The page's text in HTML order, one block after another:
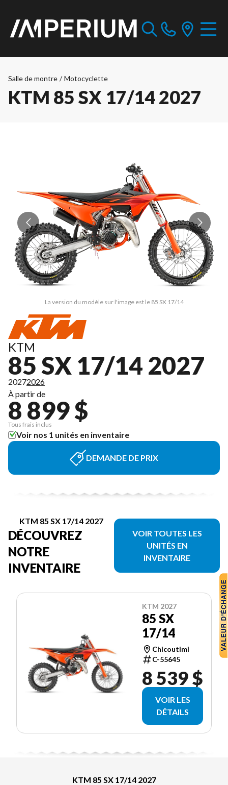
Salle de montre / Motocyclette
KTM 85 SX 17/14 2027
La version du modèle sur l'image est le 85 SX 17/14
KTM
85 SX 17/14 2027
20272026
À partir de
8 899 $
Tous frais inclus
Voir nos 1 unités en inventaire
DEMANDE DE PRIX
KTM 85 SX 17/14 2027
DÉCOUVREZ
NOTRE
INVENTAIRE
VOIR TOUTES LES
UNITÉS EN
INVENTAIRE
KTM 2027
85 SX
17/14
Chicoutimi
C-55645
8 539 $
VOIR LES
DÉTAILS
KTM 85 SX 17/14 2027